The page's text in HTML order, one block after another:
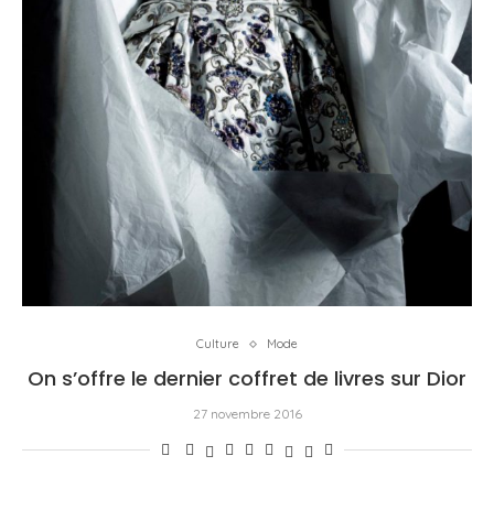
Culture Mode
On s’offre le dernier coffret de livres sur Dior
27 novembre 2016